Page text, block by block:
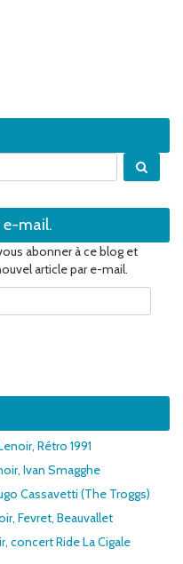
e-mail.
abonner à ce blog et
article par e-mail.
Rétro 1991
Ivan Smagghe
Cassavetti (The Troggs)
Fevret, Beauvallet
concert Ride La Cigale